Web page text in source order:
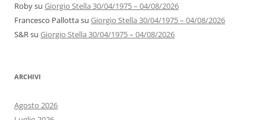
Robysu Giorgio Stella 30/04/1975 – 04/08/2026
Francesco Pallottasu Giorgio Stella 30/04/1975 – 04/08/2026
S&Rsu Giorgio Stella 30/04/1975 – 04/08/2026
ARCHIVI
Agosto 2026